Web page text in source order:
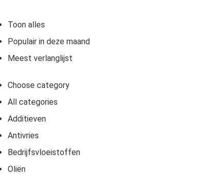
Toon alles
Populair in deze maand
Meest verlanglijst
Choose category
All categories
Additieven
Antivries
Bedrijfsvloeistoffen
Oliën